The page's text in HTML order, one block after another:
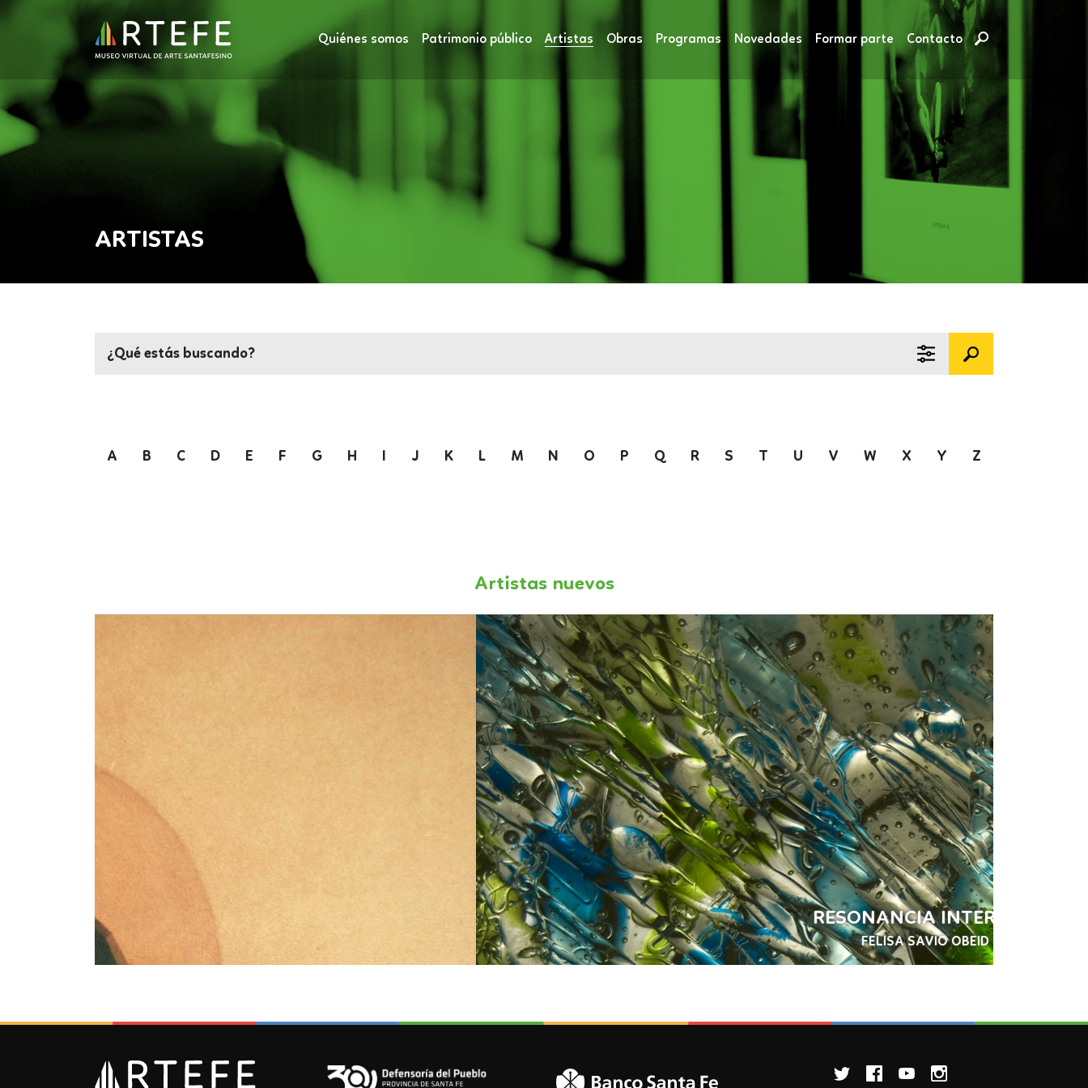
Quiénes somos Patrimonio público Artistas Obras Programas Novedades Formar parte Contacto
ARTISTAS
¿Qué estás buscando?
A B C D E F G H I J K L M N O P Q R S T U V W X Y Z
Artistas nuevos
RESONANCIA INTERIOR I
FELISA SAVIO OBEID